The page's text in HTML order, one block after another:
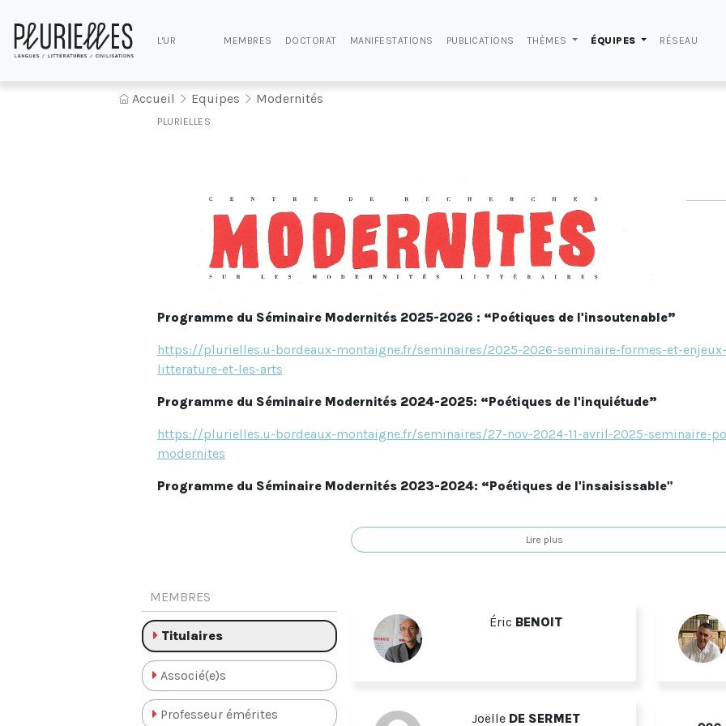
L'UR
PLURIELLES
MEMBRES DOCTORAT MANIFESTATIONS PUBLICATIONS THÈMES ÉQUIPES RÉSEAU
Accueil Equipes Modernités
Programme du Séminaire Modernités 2025-2026 : “Poétiques de l'insoutenable”
https://plurielles.u-bordeaux-montaigne.fr/seminaires/2025-2026-seminaire-formes-et-
litterature-et-les-arts
Programme du Séminaire Modernités 2024-2025: “Poétiques de l'inquiétude”
https://plurielles.u-bordeaux-montaigne.fr/seminaires/27-nov-2024-11-avril-2025-seminaire-
modernites
Programme du Séminaire Modernités 2023-2024: “Poétiques de l'insaisissable"
Présentation et Programme du Séminaire Modernités 2022-2023: “Poétiques de
Programme du Colloque International “Poétiques de l'incomplétude”, 6-7 avril 2023 :
https://plurielles.u-bordeaux-montaigne.fr/manifestation/appel-a-communication-colloque-6-
incompletude
LeCentre Modernitésa été fondé vers 1990. Ses travaux s’articulent autour d'un
volumes ont été publiés dans la collection «
Modernités» des Presses Universitaires de
Lire plus
MEMBRES
Titulaires
Associé(e)s
Professeur émérites
Éric BENOIT
Joëlle DE SERMET